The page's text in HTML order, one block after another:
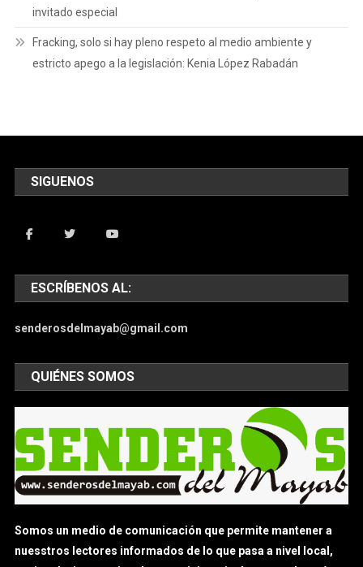
invitado especial
Fracking, solo si hay pleno respeto al medio ambiente y
estricto apego a la legislación: Kenia López Rabadán
SIGUENOS
ESCRÍBENOS AL:
senderosdelmayab@gmail.com
QUIÉNES SOMOS
Somos un medio de comunicación que permite mantener a
nuesstros lectores informados de lo que pasa a nivel local,